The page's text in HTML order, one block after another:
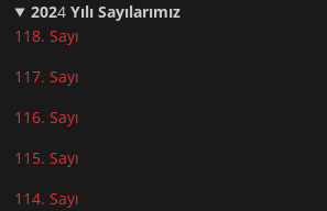
2024Yılı Sayılarımız
118. Sayı
117. Sayı
116. Sayı
115. Sayı
114. Sayı